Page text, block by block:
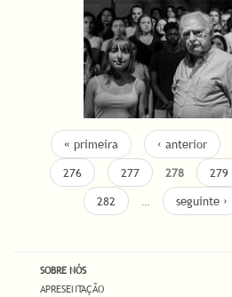
« primeira ‹ anterior
276
277 278 279
282
… seguinte ›
SOBRE NÓS
APRESENTAÇÃO